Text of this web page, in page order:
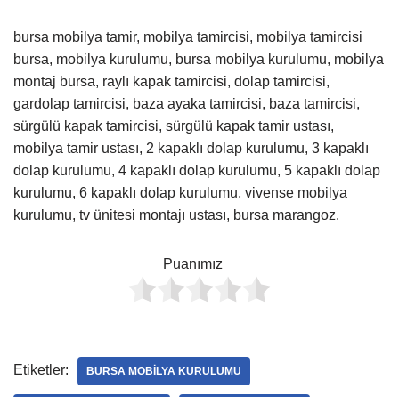
bursa mobilya tamir, mobilya tamircisi, mobilya tamircisi
bursa, mobilya kurulumu, bursa mobilya kurulumu, mobilya
montaj bursa, raylı kapak tamircisi, dolap tamircisi,
gardolap tamircisi, baza ayaka tamircisi, baza tamircisi,
sürgülü kapak tamircisi, sürgülü kapak tamir ustası,
mobilya tamir ustası, 2 kapaklı dolap kurulumu, 3 kapaklı
dolap kurulumu, 4 kapaklı dolap kurulumu, 5 kapaklı dolap
kurulumu, 6 kapaklı dolap kurulumu, vivense mobilya
kurulumu, tv ünitesi montajı ustası, bursa marangoz.
Puanımız
Etiketler: BURSA MOBILYA KURULUMU